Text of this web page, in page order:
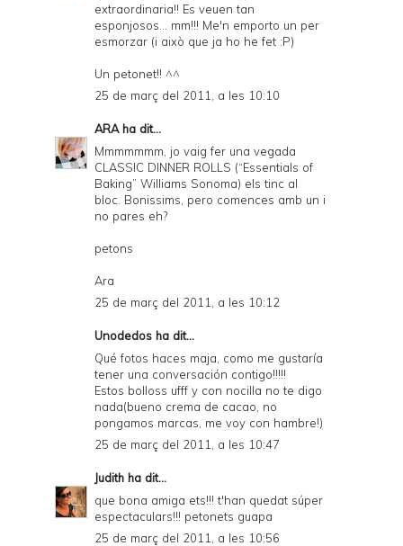
extraordinaria!! Es veuen tan
esponjosos... mm!!! Me'n emporto un per
esmorzar (i això que ja ho he fet :P)
Un petonet!! ^^
25 de març del 2011, a les 10:10
ARAha dit...
Mmmmmmm, jo vaig fer una vegada
CLASSIC DINNER ROLLS (“Essentials of
Baking” Williams Sonoma) els tinc al
bloc. Bonissims, pero comences amb un i
no pares eh?
petons
Ara
25 de març del 2011, a les 10:12
Unodedos ha dit...
Qué fotos haces maja, como me gustaría
tener una conversación contigo!!!!!
Estos bolloss ufff y con nocilla no te digo
nada(bueno crema de cacao, no
pongamos marcas, me voy con hambre!)
25 de març del 2011, a les 10:47
Judith ha dit...
que bona amiga ets!!! t'han quedat súper
espectaculars!!! petonets guapa
25 de març del 2011, a les 10:56